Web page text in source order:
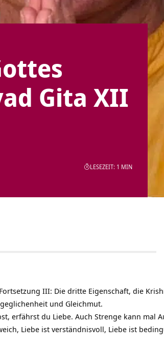
Gita XII
LESEZEIT: 1 MIN
III: Die dritte Eigenschaft, die
und Gleichmut.
erfährst du Liebe. Auch Strenge kann mal
Liebe ist verständnisvoll, Liebe ist